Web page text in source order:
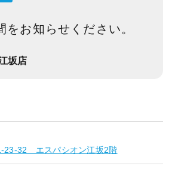
をお知らせください。
坂店
23-32 エスパシオン江坂2階